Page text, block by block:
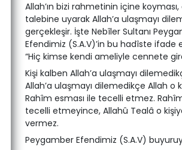
Allah’ın bizi rahmetinin içine
talebine uyarak Allah’a ulaşmayı
gerçekleşir. İşte Nebîler Sultanı
Efendimiz (S.A.V)’in bu hadîste ifade
“Hiç kimse kendi ameliyle cennete
Kişi kalben Allah’a ulaşmayı
Allah’a ulaşmayı dilemedikçe Allah o
Rahîm esması ile tecelli etmez.
tecelli etmeyince, Allahû Tealâ o
vermez.
Peygamber Efendimiz (S.A.V)